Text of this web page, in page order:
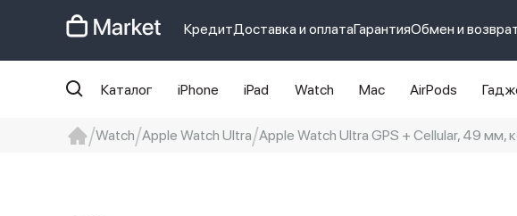
КредитДоставка и оплатаГарантияОбмен и
Каталог iPhone iPad Watch Mac AirPods
Watch Apple Watch Ultra Apple Watch Ultra GPS + Cellular, 49